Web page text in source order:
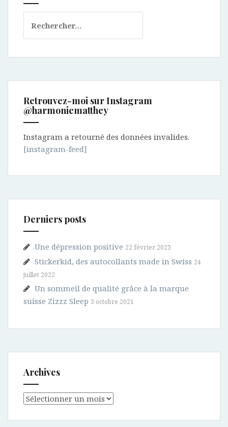
Retrouvez-moi sur Instagram
@harmoniematthey
Instagram a retourné des données invalides.
[instagram-feed]
Derniers posts
Une dépression positive 22 février 2023
Stickerkid, des autocollants made in Swiss 24
juillet 2022
Un sommeil de qualité grâce à la marque
suisse Zizzz Sleep 3 octobre 2021
Archives
Archives